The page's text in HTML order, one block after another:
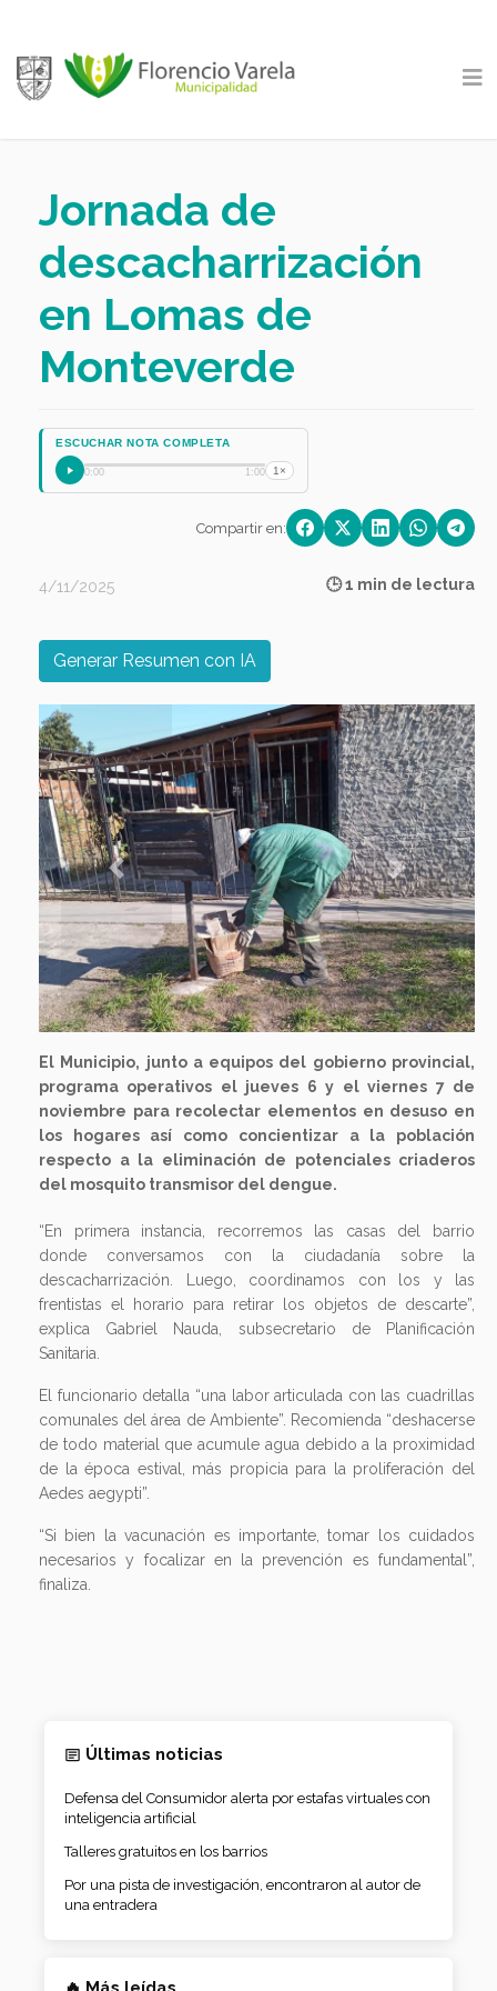
Jornada de
descacharrización
en Lomas de
Monteverde
ESCUCHAR NOTA COMPLETA
0:00 1:00 1×
Compartir en:
4/11/2025 🕒 1 min de lectura
Generar Resumen con IA
Previous Next
El Municipio, junto a equipos del gobierno provincial,
programa operativos el jueves 6 y el viernes 7 de
noviembre para recolectar elementos en desuso en
los hogares así como concientizar a la población
respecto a la eliminación de potenciales criaderos
del mosquito transmisor del dengue.
“En primera instancia, recorremos las casas del barrio
donde conversamos con la ciudadanía sobre la
descacharrización. Luego, coordinamos con los y las
frentistas el horario para retirar los objetos de descarte”,
explica Gabriel Nauda, subsecretario de Planificación
Sanitaria.
El funcionario detalla “una labor articulada con las cuadrillas
comunales del área de Ambiente”. Recomienda “deshacerse
de todo material que acumule agua debido a la proximidad
de la época estival, más propicia para la proliferación del
Aedes aegypti”.
“Si bien la vacunación es importante, tomar los cuidados
necesarios y focalizar en la prevención es fundamental”,
finaliza.
Últimas noticias
Defensa del Consumidor alerta por estafas virtuales con
inteligencia artificial
Talleres gratuitos en los barrios
Por una pista de investigación, encontraron al autor de
una entradera